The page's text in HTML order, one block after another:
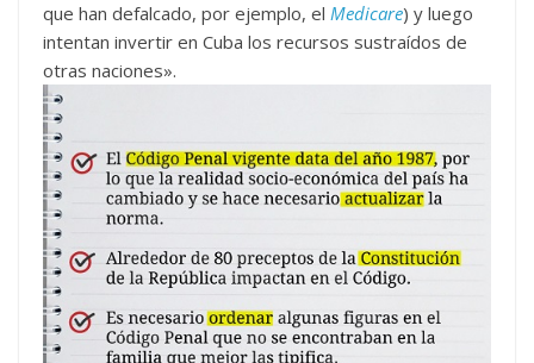
que han defalcado, por ejemplo, el Medicare) y luego
intentan invertir en Cuba los recursos sustraídos de
otras naciones».